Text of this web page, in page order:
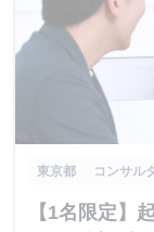
東京都 コンサル
【1名限定】